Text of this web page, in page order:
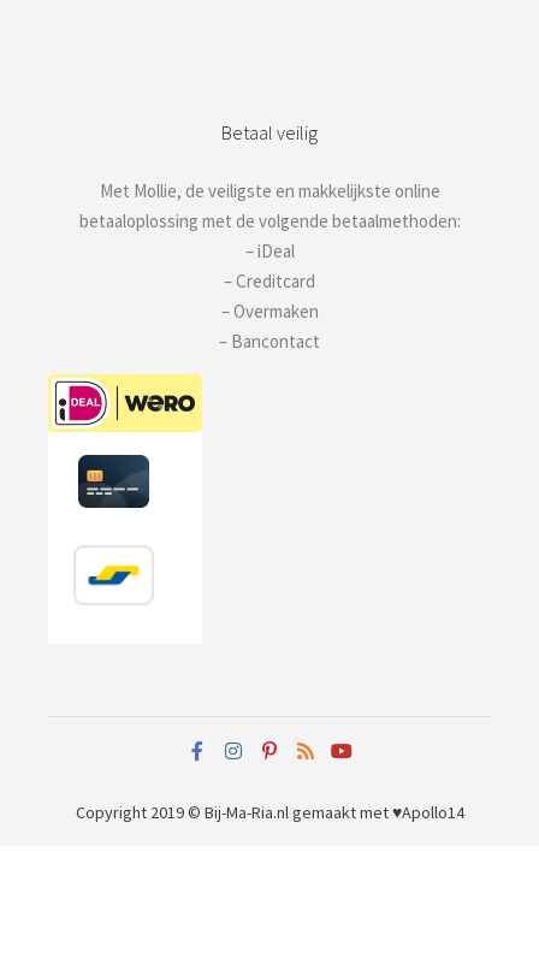
Betaal veilig
Met Mollie, de veiligste en makkelijkste online
betaaloplossing met de volgende betaalmethoden:
– iDeal
– Creditcard
– Overmaken
– Bancontact
Copyright 2019 © Bij-Ma-Ria.nlgemaakt met ♥Apollo14